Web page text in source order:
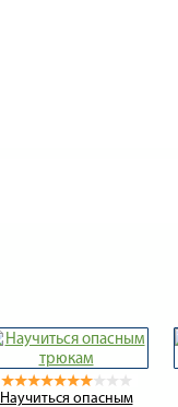
Научиться опасным